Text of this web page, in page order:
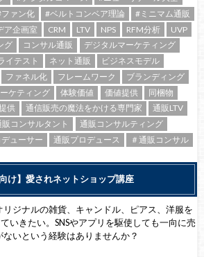
ァン化 #ベルトコンベア理論
#ミニマム通販
ア企画室 CRM LTV NPS RFM分析
UVP
グ
コンサル通販
デジタルマーケティング
イテスト ネット通販
ビジネスモデル
ファネル化 フレームワーク
ブランディング
ケティング 体験価値 価値提供
同梱物
供 通信販売の魔法をかける専門家
通販LTV
販コンサルタント
通販コンサルティング
ューサー 通販プロデュース ＃通販コンサル
向け】愛されネットショップ講座
ジナルの雑貨、キャンドル、ピアス、洋服を
いきたい。SNSやアプリを駆使しても一向に売
ないという経験はありませんか？